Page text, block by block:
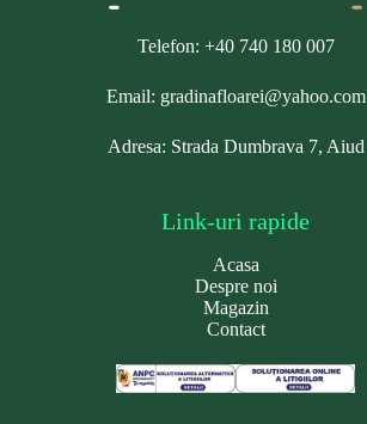
Telefon: +40 740 180 007
Email: gradinafloarei@yahoo.com
Adresa: Strada Dumbrava 7, Aiud
Link-uri rapide
Acasa
Despre noi
Magazin
Contact